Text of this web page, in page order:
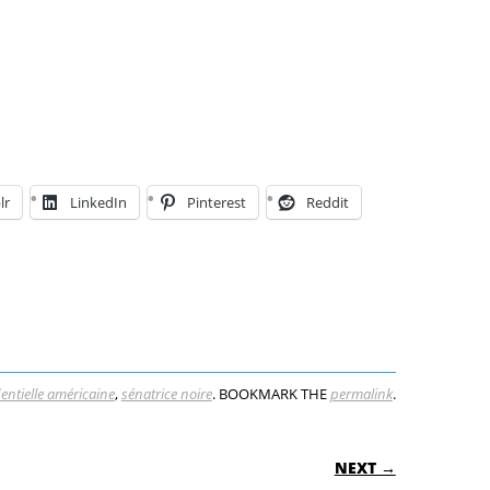
LinkedIn Pinterest Reddit
américaine,sénatrice noire. BOOKMARK THEpermalink.
NEXT →